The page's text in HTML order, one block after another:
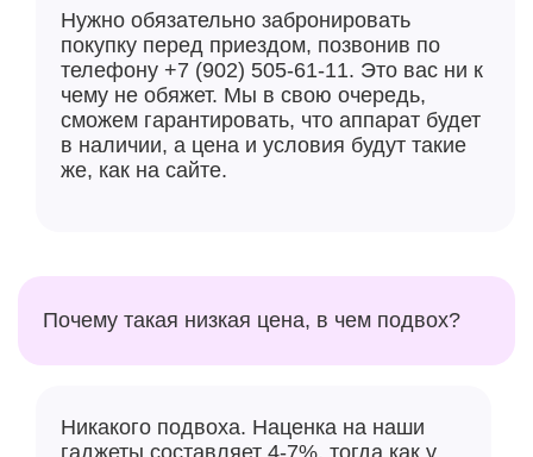
Нужно обязательно забронировать
покупку перед приездом, позвонив по
телефону +7 (902) 505-61-11. Это вас ни к
чему не обяжет. Мы в свою очередь,
сможем гарантировать, что аппарат будет
в наличии, а цена и условия будут такие
же, как на сайте.
Почему такая низкая цена, в чем подвох?
Никакого подвоха. Наценка на наши
гаджеты составляет 4-7%, тогда как у